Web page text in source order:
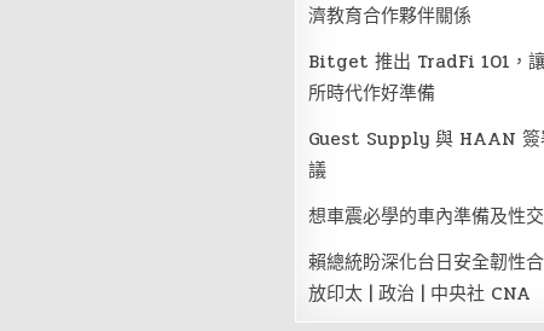
濟教育合作夥伴關係
Bitget 推出 TradFi 101，
所時代作好準備
Guest Supply 與 HAAN 簽
議
想車震必學的車內準備及性
賴總統盼深化台日安全韌性
放印太 | 政治 | 中央社 CNA